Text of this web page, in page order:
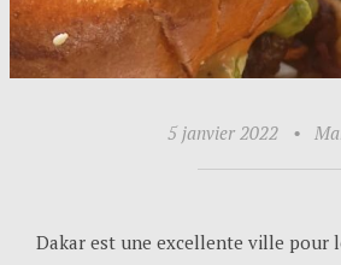
5 janvier 2022 •
Dakar est une excellente ville pour